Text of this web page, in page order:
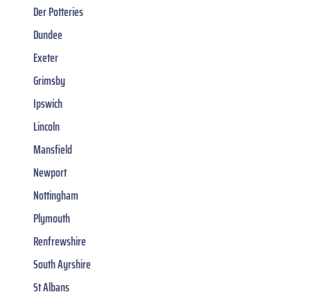
Der Potteries
Dundee
Exeter
Grimsby
Ipswich
Lincoln
Mansfield
Newport
Nottingham
Plymouth
Renfrewshire
South Ayrshire
St Albans